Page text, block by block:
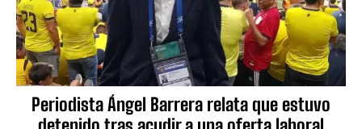
Periodista Ángel Barrera relata que estuvo